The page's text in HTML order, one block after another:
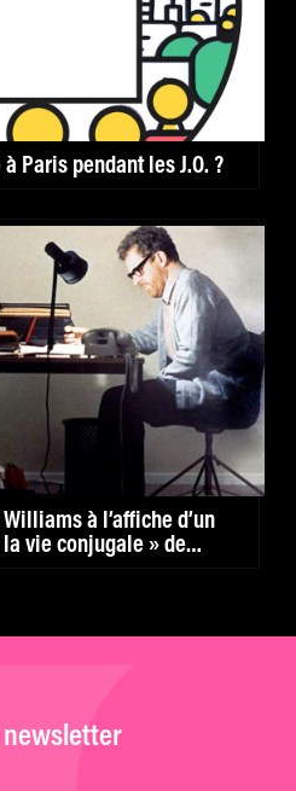
Paris pendant les J.O. ?
à l’affiche d’un
vie conjugale » de
newsletter